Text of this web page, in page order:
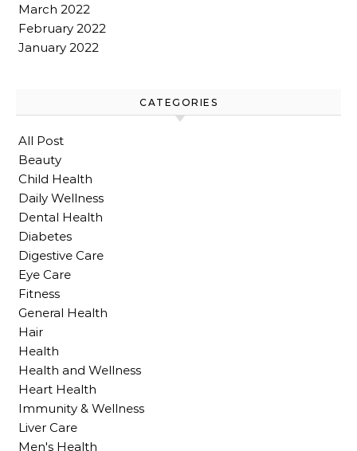
March 2022
February 2022
January 2022
CATEGORIES
All Post
Beauty
Child Health
Daily Wellness
Dental Health
Diabetes
Digestive Care
Eye Care
Fitness
General Health
Hair
Health
Health and Wellness
Heart Health
Immunity & Wellness
Liver Care
Men's Health